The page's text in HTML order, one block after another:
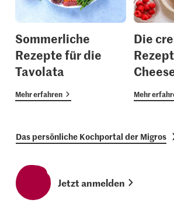
Sommerliche
Rezepte für die
Tavolata
Mehr erfahren
Die
Mehr
Das persönliche Kochportal der Migros
Jetzt anmelden